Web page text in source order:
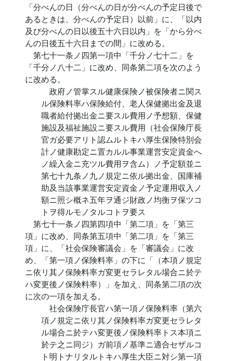
「分べんの日（分べんの日が分べんの予定日後で
あるときは、分べんの予定日）以前」に、「以内
及び分べんの日以後五十六日以内」を「から分べ
んの日後五十六日までの間」に改める。
第七十一条ノ四第一項中「千分ノ七十二」を
「千分ノ八十二」に改め、同条第二項を次のよう
に改める。
政府ノ管掌スル健康保険ノ被保険者ニ関ス
ル保険料率ハ保険給付、老人保健拠出金及退
職者給付拠出金ニ要スル費用ノ予想額、保健
施設及福祉施設ニ要スル費用（社会保険庁長
官ガ必要アリト認ムルトキハ厚生保険特別会
計ノ健康勘定ニ置カルル事業運営安定資金へ
ノ繰入金ニ充ツル費用ヲ含ム）ノ予定額並ニ
第七十九条ノ九ノ規定ニ依ル拠出金、国庫補
助及当該事業運営安定資金ノ予定運用収入ノ
額ニ照シ概ネ五年ヲ通ジ財政ノ均衡ヲ保ツコ
トヲ得ルモノタルコトヲ要ス
第七十一条ノ四第四項中「第二項」を「第三
項」に改め、同条第五項中「第二項」を「第三
項」に、「社会保険審議会」を「審議会」に改
め、「第一項ノ保険料率」の下に「（本項ノ規定
ニ依リ其ノ保険料率ガ変更セラレタル場合ニ於テ
ハ変更後ノ保険料率）」を加え、同条第二項の次
に次の一項を加える。
社会保険庁長官ハ第一項ノ保険料率（第六
項ノ規定ニ依リ其ノ保険料率ガ変更セラレタ
ル場合ニ於テハ変更後ノ保険料率トス本項ニ
於テ之ニ同ジ）ガ前項ノ基準ニ適合セザルコ
ト明トナリタルトキハ厚生大臣ニ対シ第一項